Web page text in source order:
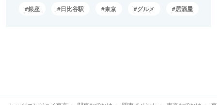
銀座 日比谷駅 東京 グルメ 居酒屋